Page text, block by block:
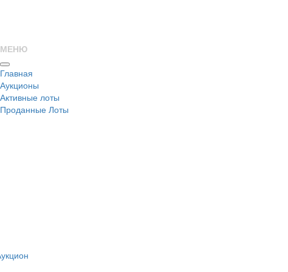
МЕНЮ
Главная
Аукционы
Активные лоты
Проданные Лоты